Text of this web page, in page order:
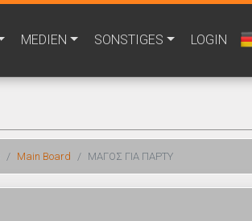
MEDIEN SONSTIGES LOGIN
Main Board ΜΑΓΟΣ ΓΙΑ ΠΑΡΤΥ